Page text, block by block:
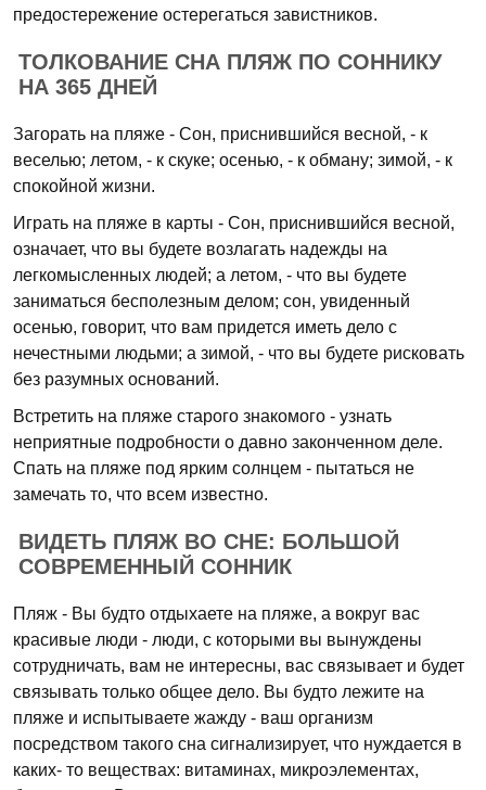
предостережение остерегаться завистников.
ТОЛКОВАНИЕ СНА ПЛЯЖ ПО СОННИКУ
НА 365 ДНЕЙ
Загорать на пляже - Сон, приснившийся весной, - к
веселью; летом, - к скуке; осенью, - к обману; зимой, - к
спокойной жизни.
Играть на пляже в карты - Сон, приснившийся весной,
означает, что вы будете возлагать надежды на
легкомысленных людей; а летом, - что вы будете
заниматься бесполезным делом; сон, увиденный
осенью, говорит, что вам придется иметь дело с
нечестными людьми; а зимой, - что вы будете рисковать
без разумных оснований.
Встретить на пляже старого знакомого - узнать
неприятные подробности о давно законченном деле.
Спать на пляже под ярким солнцем - пытаться не
замечать то, что всем известно.
ВИДЕТЬ ПЛЯЖ ВО СНЕ: БОЛЬШОЙ
СОВРЕМЕННЫЙ СОННИК
Пляж - Вы будто отдыхаете на пляже, а вокруг вас
красивые люди - люди, с которыми вы вынуждены
сотрудничать, вам не интересны, вас связывает и будет
связывать только общее дело. Вы будто лежите на
пляже и испытываете жажду - ваш организм
посредством такого сна сигнализирует, что нуждается в
каких- то веществах: витаминах, микроэлементах,